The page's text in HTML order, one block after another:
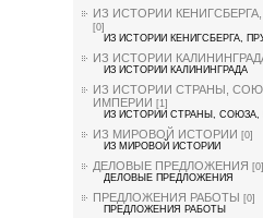
ИЗ ИСТОРИИ
[0]
ИЗ ИСТОРИИ КЕНИГСБЕРГА,
ИЗ ИСТОРИИ
ИЗ ИСТОРИИ КАЛИНИНГРАДА
ИЗ ИСТОРИИ СТРАНЫ,
ИМПЕРИИ [1]
ИЗ ИСТОРИИ СТРАНЫ, СОЮЗА,
ИЗ МИРОВОЙ ИСТОРИИ [0]
ИЗ МИРОВОЙ ИСТОРИИ
ДЕЛОВЫЕ ПРЕДЛОЖЕНИЯ [0]
ДЕЛОВЫЕ ПРЕДЛОЖЕНИЯ
ПРЕДЛОЖЕНИЯ РАБОТЫ [0]
ПРЕДЛОЖЕНИЯ РАБОТЫ